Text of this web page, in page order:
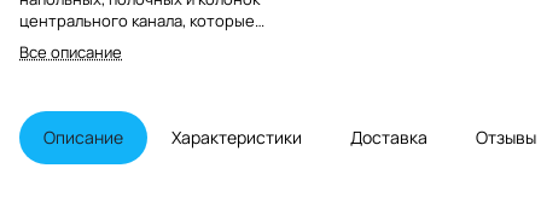
центрального канала, которые
являются лучшими по звучанию и
самыми элегантными в своем
используется множество самых
современных технологий,
заимствованных у флагманской
Все описание
Описание Характеристики Доставка Отзывы